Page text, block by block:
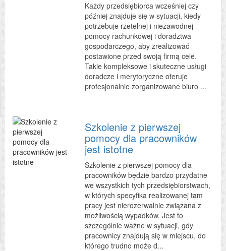
Każdy przedsiębiorca wcześniej czy
później znajduje się w sytuacji, kiedy
potrzebuje rzetelnej i niezawodnej
pomocy rachunkowej i doradztwa
gospodarczego, aby zrealizować
postawione przed swoją firmą cele.
Takie kompleksowe i skuteczne usługi
doradcze i merytoryczne oferuje
profesjonalnie zorganizowane biuro ...
Szkolenie z pierwszej
pomocy dla pracowników
jest istotne
Szkolenie z pierwszej pomocy dla
pracowników będzie bardzo przydatne
we wszystkich tych przedsiębiorstwach,
w których specyfika realizowanej tam
pracy jest nierozerwalnie związana z
możliwością wypadków. Jest to
szczególnie ważne w sytuacji, gdy
pracownicy znajdują się w miejscu, do
którego trudno może d...